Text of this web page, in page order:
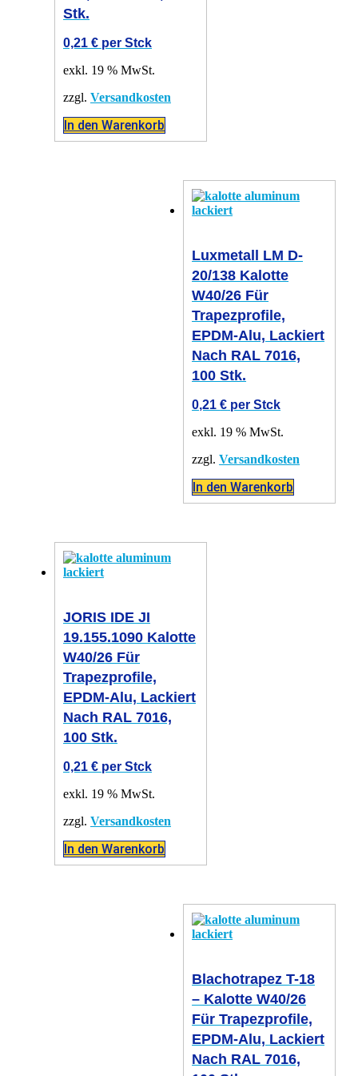
Stk.
0,21 € per Stck
exkl. 19 % MwSt.
zzgl. Versandkosten
In den Warenkorb
Luxmetall LM D-
20/138 Kalotte
W40/26 Für
Trapezprofile,
EPDM-Alu, Lackiert
Nach RAL 7016,
100 Stk.
0,21€ per Stck
exkl. 19 % MwSt.
zzgl.Versandkosten
In den Warenkorb
JORIS IDE JI
19.155.1090 Kalotte
W40/26 Für
Trapezprofile,
EPDM-Alu, Lackiert
Nach RAL 7016,
100 Stk.
0,21 € per Stck
exkl. 19 % MwSt.
zzgl. Versandkosten
In den Warenkorb
Blachotrapez T-18
– Kalotte W40/26
Für Trapezprofile,
EPDM-Alu, Lackiert
Nach RAL 7016,